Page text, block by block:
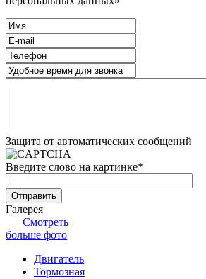
Защита от автоматических сообщений
Введите слово на картинке*
Галерея
Смотреть
больше фото
Двигатель
Тормозная